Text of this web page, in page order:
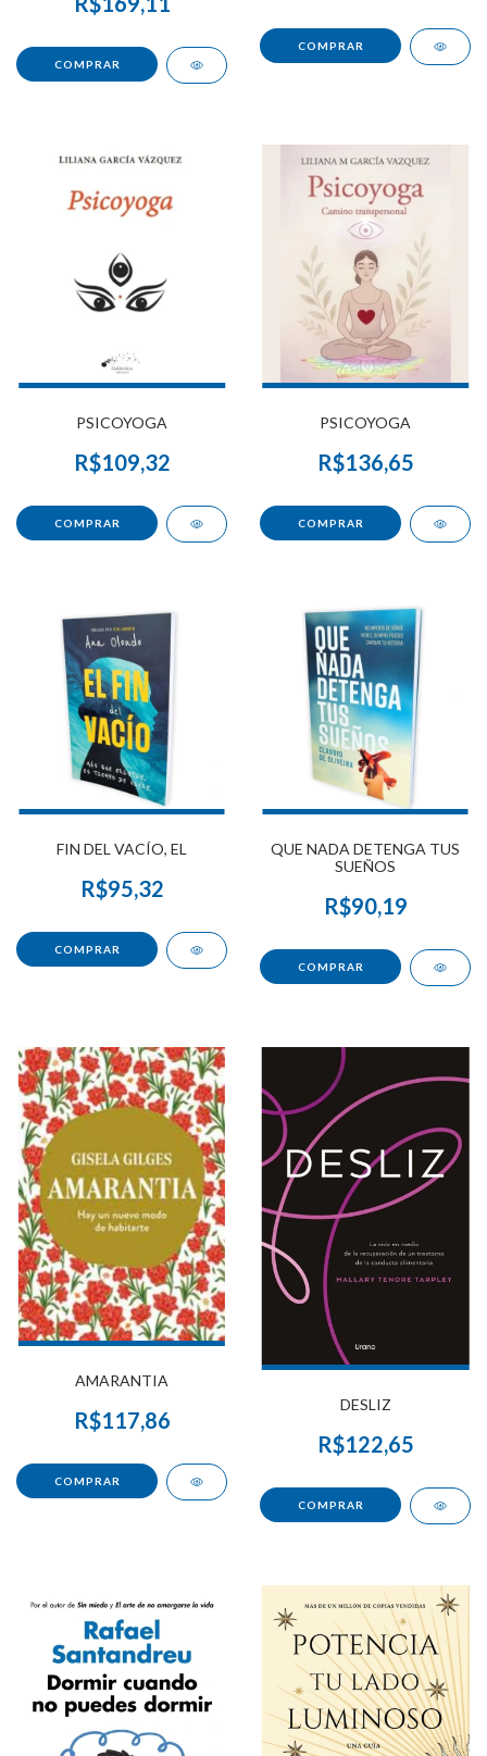
PSICOYOGA
R$109,32
PSICOYOGA
R$136,65
FIN DEL VACÍO, EL
R$95,32
QUE NADA DETENGA TUS
SUEÑOS
R$90,19
AMARANTIA
R$117,86
DESLIZ
R$122,65